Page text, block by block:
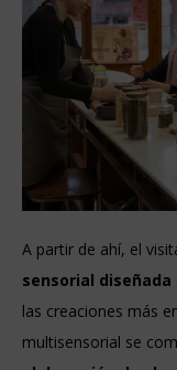
A partir de ahí, el
sensorial diseñada
las creaciones más
multisensorial se